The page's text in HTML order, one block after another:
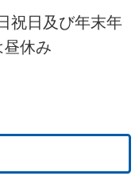
祝日及び年末年
休み